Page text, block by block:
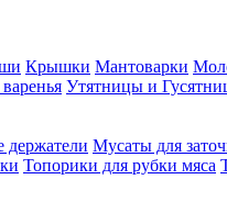
Крышки Мантоварки
Утятницы и
Мусаты для
Топорики для рубки мяса